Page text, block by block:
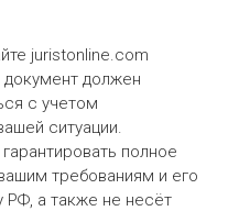
juristonline.com
должен
с учетом
ситуации.
полное
требованиям и его
РФ, а также не несёт